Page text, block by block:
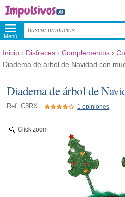
Menú
Inicio › Disfraces › Complementos ›
Diadema de árbol de Navidad con
Diadema de árbol de
Ref: C3RX 1 opiniones
Click zoom